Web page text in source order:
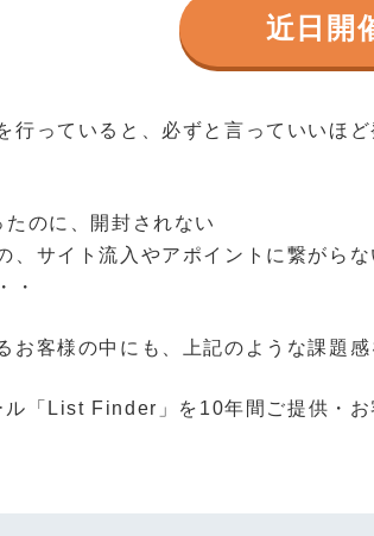
近日開
行っていると、必ずと言っていいほ
のに、開封されない
サイト流入やアポイントに繋がらな
・
お客様の中にも、上記のような課題
「List Finder」を10年間ご提供・